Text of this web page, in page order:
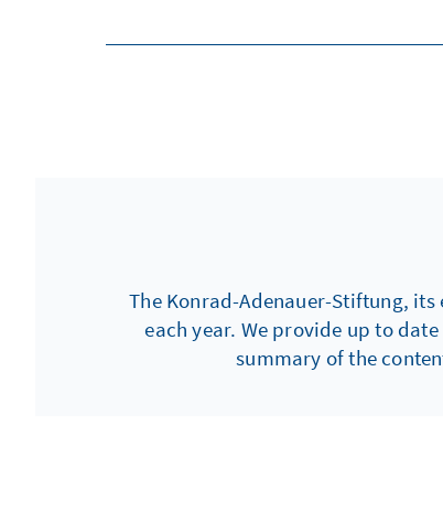
The Konrad-Adenauer-Stiftung,
each year. We provide up to
summary of the